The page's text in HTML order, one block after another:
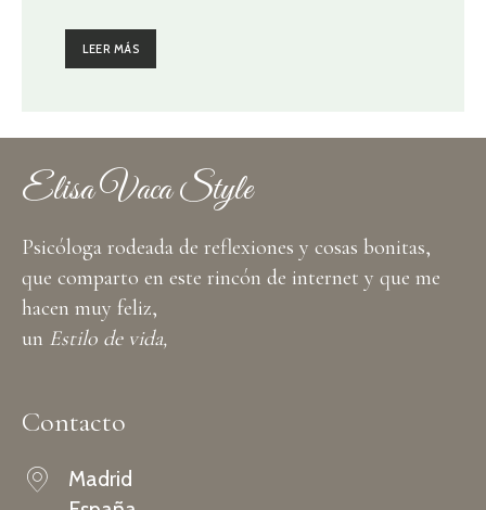
LEER MÁS
Elisa Vaca Style
Psicóloga rodeada de reflexiones y cosas bonitas,
que comparto en este rincón de internet y que me
hacen muy feliz,
un Estilo de vida,
Contacto
Madrid